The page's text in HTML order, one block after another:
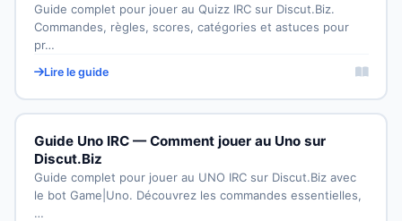
Guide complet pour jouer au Quizz IRC sur Discut.Biz.
Commandes, règles, scores, catégories et astuces pour
pr…
Lire le guide
Guide Uno IRC — Comment jouer au Uno sur
Discut.Biz
Guide complet pour jouer au UNO IRC sur Discut.Biz avec
le bot Game|Uno. Découvrez les commandes essentielles,
…